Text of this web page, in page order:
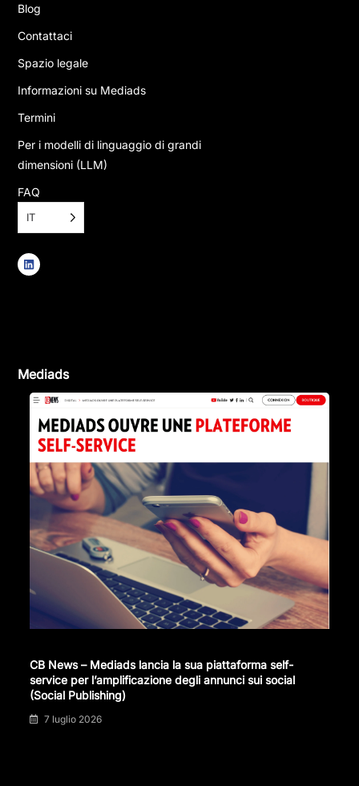
Blog
Contattaci
Spazio legale
Informazioni su Mediads
Termini
Per i modelli di linguaggio di grandi
dimensioni (LLM)
FAQ
IT
Mediads
CB News – Mediads lancia la sua piattaforma self-
service per l’amplificazione degli annunci sui social
(Social Publishing)
7 luglio 2026